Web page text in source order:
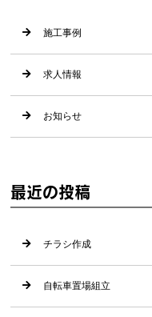
施工事例
求人情報
お知らせ
最近の投稿
チラシ作成
自転車置場組立